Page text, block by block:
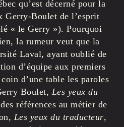
qu’est décerné pour la
Gerry-Boulet de l’esprit
« le Gerry »). Pourquoi
la rumeur veut que la
Laval, ayant oublié de
d’équipe aux premiers
d’une table les paroles
Boulet, Les yeux du
références au métier de
Les yeux du traducteur,